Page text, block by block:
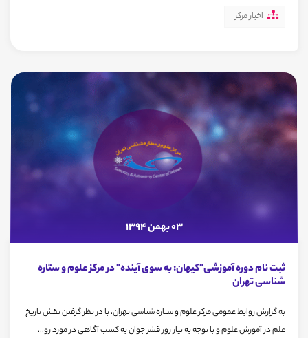
اخبار مرکز
03 بهمن 1394
ثبت نام دوره آموزشی"کیهان: به سوی آینده" در مرکز علوم و ستاره
شناسی تهران
به گزارش روابط عمومی مرکز علوم و ستاره شناسی تهران، با در نظر گرفتن نقش تاریخ
علم در آموزش علوم و با توجه به نیاز روز قشر جوان به کسب آگاهی در مورد رو...